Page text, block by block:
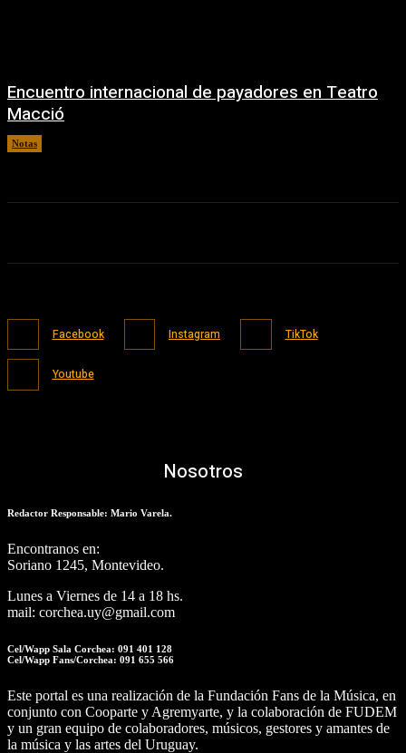
Encuentro internacional de payadores en Teatro
Macció
Notas
Facebook Instagram TikTok
Youtube
Nosotros
Redactor Responsable: Mario Varela.
Encontranos en:
Soriano 1245, Montevideo.
Lunes a Viernes de 14 a 18 hs.
mail: corchea.uy@gmail.com
Cel/Wapp Sala Corchea: 091 401 128
Cel/Wapp Fans/Corchea: 091 655 566
Este portal es una realización de la Fundación Fans de la Música, en
conjunto con Cooparte y Agremyarte, y la colaboración de FUDEM
y un gran equipo de colaboradores, músicos, gestores y amantes de
la música y las artes del Uruguay.